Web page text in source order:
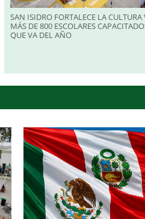
SAN ISIDRO FORTALECE LA
MÁS DE 800 ESCOLARES
QUE VA DEL AÑO